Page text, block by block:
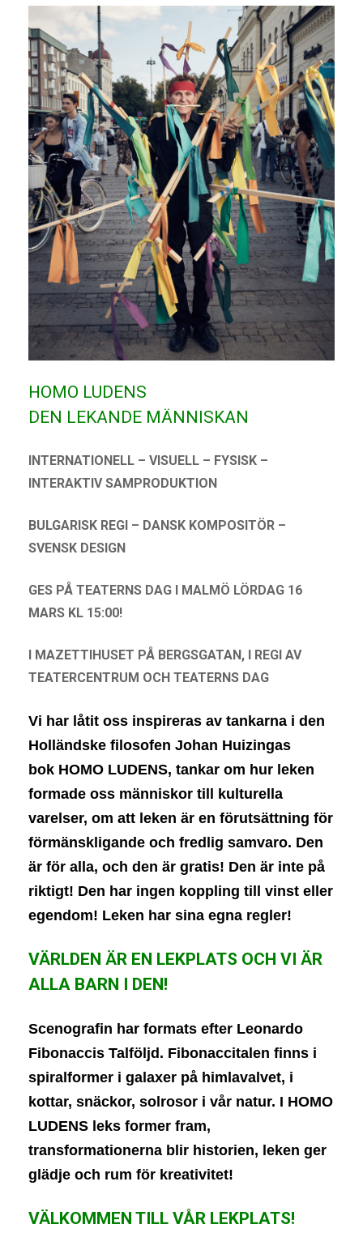
a
n
g
N
a
v
i
g
a
t
i
o
n
HOMO LUDENS
DEN LEKANDE MÄNNISKAN
INTERNATIONELL – VISUELL – FYSISK –
INTERAKTIV SAMPRODUKTION
BULGARISK REGI – DANSK KOMPOSITÖR –
SVENSK DESIGN
GES PÅ TEATERNS DAG I MALMÖ LÖRDAG 16
MARS KL 15:00!
I MAZETTIHUSET PÅ BERGSGATAN, I REGI AV
TEATERCENTRUM OCH TEATERNS DAG
Vi har låtit oss inspireras av tankarna i den
Holländske filosofen Johan Huizingas
bok HOMO LUDENS, tankar om hur leken
formade oss människor till kulturella
varelser, om att leken är en förutsättning för
förmänskligande och fredlig samvaro. Den
är för alla, och den är gratis! Den är inte på
riktigt! Den har ingen koppling till vinst eller
egendom! Leken har sina egna regler!
VÄRLDEN ÄR EN LEKPLATS OCH VI ÄR
ALLA BARN I DEN!
Scenografin har formats efter Leonardo
Fibonaccis Talföljd. Fibonaccitalen finns i
spiralformer i galaxer på himlavalvet, i
kottar, snäckor, solrosor i vår natur. I HOMO
LUDENS leks former fram,
transformationerna blir historien, leken ger
glädje och rum för kreativitet!
VÄLKOMMEN TILL VÅR LEKPLATS!